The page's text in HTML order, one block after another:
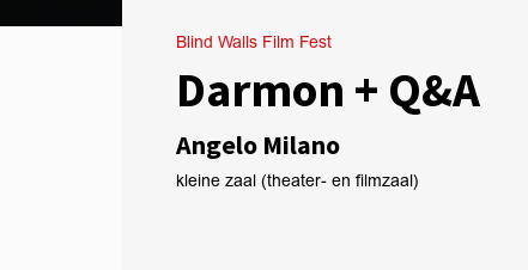
Darmon + Q&A
Angelo Milano
Blind Walls Film Fest
kleine zaal (theater- en filmzaal)